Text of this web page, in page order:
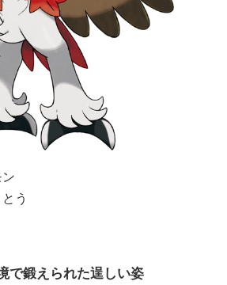
う
で鍛えられた逞しい姿